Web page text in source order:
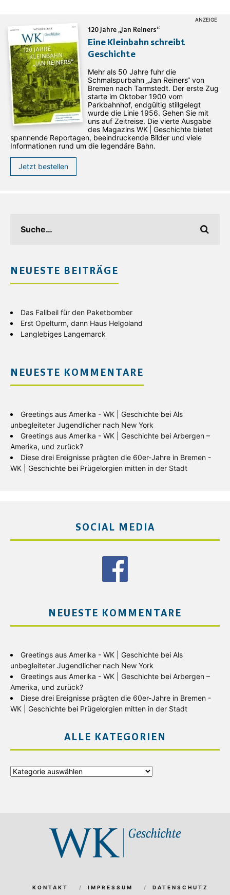
120 Jahre „Jan Reiners“
Eine Kleinbahn schreibt
Geschichte
Mehr als 50 Jahre fuhr die
Schmalspurbahn „Jan ­Reiners“ von
Bremen nach Tarmstedt. Der erste Zug
starte im Oktober 1900 vom
Parkbahnhof, endgültig stillgelegt
wurde die Linie 1956. Gehen Sie mit
uns auf Zeitreise. Die vierte Ausgabe
des ­Magazins WK | Geschichte bietet
spannende Reportagen, beeindruckende Bilder und viele
Informationen rund um die legendäre Bahn.
Jetzt bestellen
NEUESTE BEITRÄGE
Das Fallbeil für den Paketbomber
Erst Opelturm, dann Haus Helgoland
Langlebiges Langemarck
NEUESTE KOMMENTARE
Greetings aus Amerika - WK | Geschichte bei Als
unbegleiteter Jugendlicher nach New York
Greetings aus Amerika - WK | Geschichte bei Arbergen –
Amerika, und zurück?
Diese drei Ereignisse prägten die 60er-Jahre in Bremen -
WK | Geschichte bei Prügelorgien mitten in der Stadt
SOCIAL MEDIA
NEUESTE KOMMENTARE
Greetings aus Amerika - WK | Geschichte bei Als
unbegleiteter Jugendlicher nach New York
Greetings aus Amerika - WK | Geschichte bei Arbergen –
Amerika, und zurück?
Diese drei Ereignisse prägten die 60er-Jahre in Bremen -
WK | Geschichte bei Prügelorgien mitten in der Stadt
ALLE KATEGORIEN
Alle
KONTAKT IMPRESSUM DATENSCHUTZ